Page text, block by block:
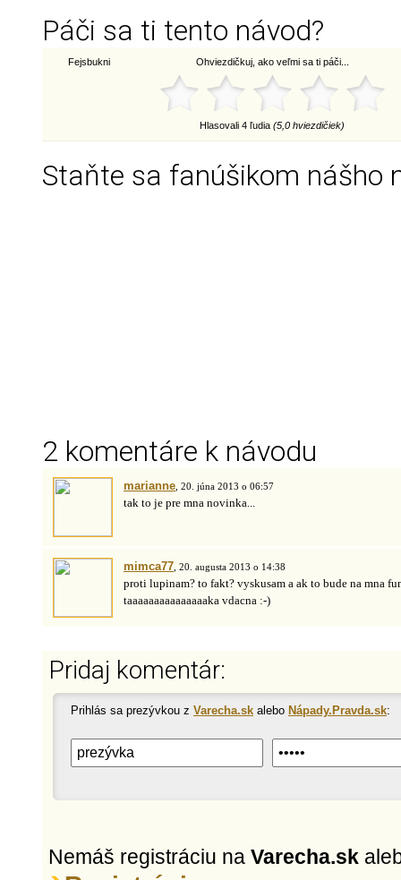
Páči sa ti tento návod?
Fejsbukni Ohviezdičkuj, ako veľmi sa ti páči...
Hlasovali 4 ľudia (5,0 hviezdičiek)
Staňte sa fanúšikom nášho
2 komentáre k návodu
marianne , 20. júna 2013 o 06:57
tak to je pre mna novinka...
mimca77 , 20. augusta 2013 o 14:38
proti lupinam? to fakt? vyskusam a ak to bude na mna
taaaaaaaaaaaaaaaka vdacna :-)
Pridaj komentár:
Prihlás sa prezývkou z Varecha.sk alebo Nápady.Pravda.sk:
Nemáš registráciu na Varecha.sk